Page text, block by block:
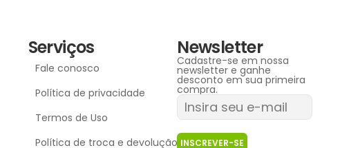
Serviços
Fale conosco
Política de privacidade
Termos de Uso
Política de troca e devolução
Newsletter
Cadastre-se em nossa
newsletter e ganhe
desconto em sua primeira
compra.
INSCREVER-SE